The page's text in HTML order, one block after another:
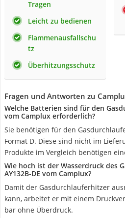
Tragen
Leicht zu bedienen
Flammenausfallschu
tz
Überhitzungsschutz
Fragen und Antworten zu
Welche Batterien sind für den
vom Camplux erforderlich?
Sie benötigen für den
Format D. Diese sind nicht im
Produkte im Vergleich benötigen
Wie hoch ist der Wasserdruck des
AY132B-DE vom Camplux?
Damit der Gasdurchlauferhitzer
kann, arbeitet er mit einem
bar ohne Überdruck.